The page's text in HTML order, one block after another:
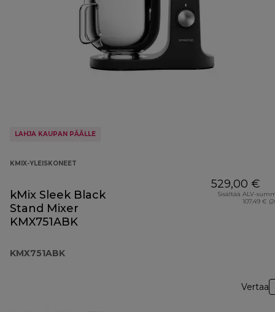
LAHJA KAUPAN PÄÄLLE
KMIX-YLEISKONEET
kMix Sleek Black
Stand Mixer
KMX751ABK
KMX751ABK
529,00 €
Sisältää ALV-
107,49 €
Vertaa